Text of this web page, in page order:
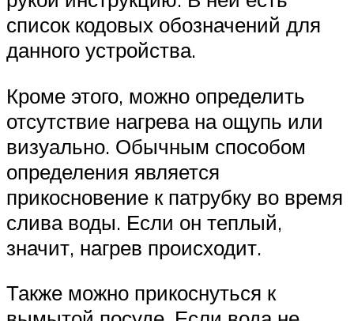
список кодовых обозначений для
данного устройства.
Кроме этого, можно определить
отсутствие нагрева на ощупь или
визуально. Обычным способом
определения является
прикосновение к патрубку во время
слива воды. Если он теплый,
значит, нагрев происходит.
Также можно прикоснуться к